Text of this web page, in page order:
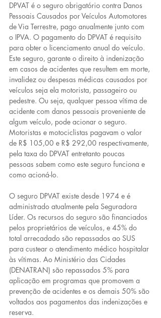
DPVAT é o seguro obrigatório contra Danos
Pessoais Causados por Veículos Automotores
de Via Terrestre, pago anualmente junto com
o IPVA. O pagamento do DPVAT é requisito
para obter o licenciamento anual do veículo.
Este seguro, garante o direito à indenização
em casos de acidentes que resultem em morte,
invalidez ou despesas médicas causados por
veículos seja ela motorista, passageiro ou
pedestre. Ou seja, qualquer pessoa vítima de
acidente com danos pessoais proveniente de
algum veículo, pode acionar o seguro.
Motoristas e motociclistas pagavam o valor
de R$ 105,00 e R$ 292,00 respectivamente,
pela taxa do DPVAT entretanto poucas
pessoas sabem como este seguro funciona e
como acioná-lo.
O seguro DPVAT existe desde 1974 e é
administrado atualmente pela Seguradora
Líder. Os recursos do seguro são financiados
pelos proprietários de veículos, e 45% do
total arrecadado são repassados ao SUS
para custear o atendimento médico hospitalar
às vítimas. Ao Ministério das Cidades
(DENATRAN) são repassados 5% para
aplicação em programas que promovem a
prevenção de acidentes e os demais 50% são
voltados aos pagamentos das indenizações e
reserva.